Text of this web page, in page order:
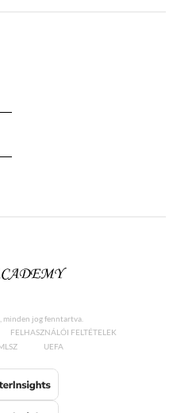
minden jog fenntartva.
FELHASZNÁLÓI FELTÉTELEK
UEFA